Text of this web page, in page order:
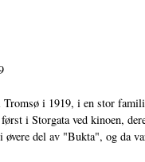
i 1919, i en stor
i Storgata ved kinoen,
øvere del av "Bukta", og da